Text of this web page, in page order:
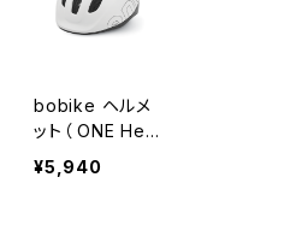
bobike ヘルメ
ット（ ONE Hel
mets )
¥5,940